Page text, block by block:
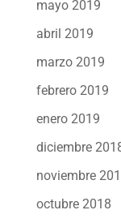
mayo 2019
abril 2019
marzo 2019
febrero 2019
enero 2019
diciembre
noviembre
octubre 2018